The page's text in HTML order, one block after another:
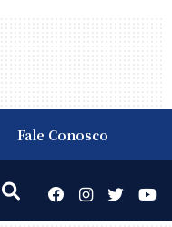
Fale Conosco